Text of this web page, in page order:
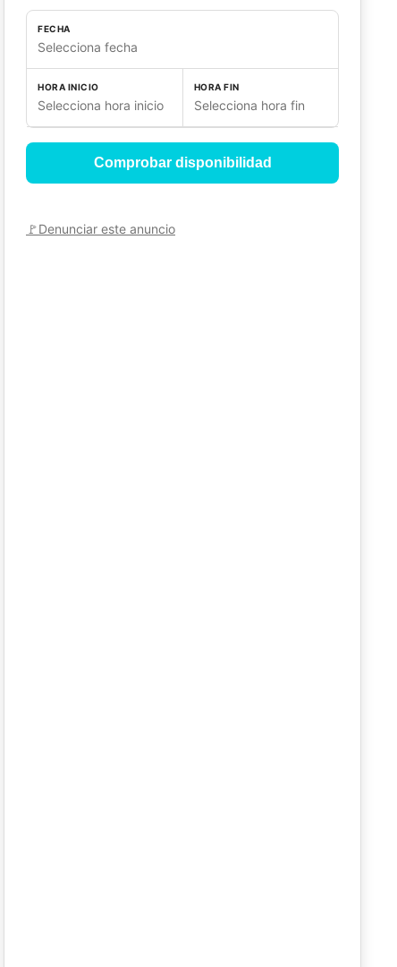
FECHA
Selecciona fecha
HORA INICIO
Selecciona hora inicio
HORA FIN
Selecciona hora fin
Comprobar disponibilidad
🚩Denunciar este anuncio